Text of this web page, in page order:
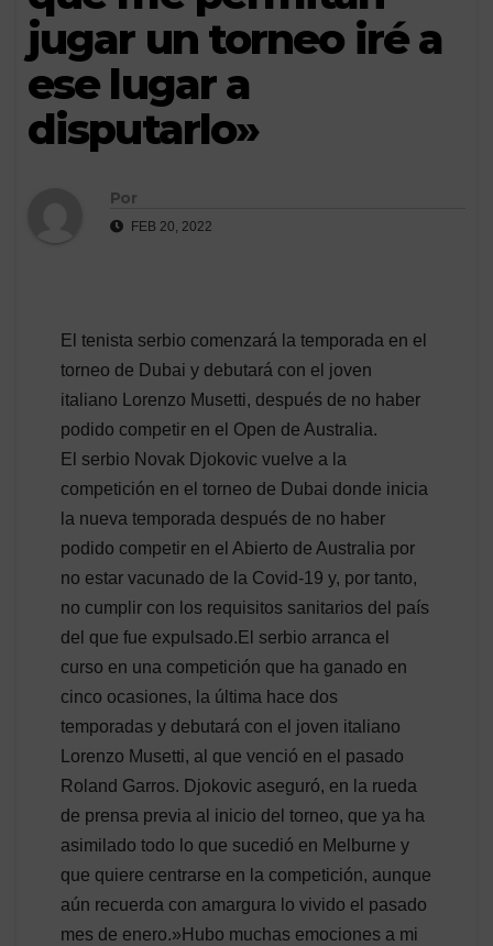
jugar un torneo iré a
ese lugar a
disputarlo»
Por
FEB 20, 2022
El tenista serbio comenzará la temporada en el
torneo de Dubai y debutará con el joven
italiano Lorenzo Musetti, después de no haber
podido competir en el Open de Australia.
El serbio Novak Djokovic vuelve a la
competición en el torneo de Dubai donde inicia
la nueva temporada después de no haber
podido competir en el Abierto de Australia por
no estar vacunado de la Covid-19 y, por tanto,
no cumplir con los requisitos sanitarios del país
del que fue expulsado.El serbio arranca el
curso en una competición que ha ganado en
cinco ocasiones, la última hace dos
temporadas y debutará con el joven italiano
Lorenzo Musetti, al que venció en el pasado
Roland Garros. Djokovic aseguró, en la rueda
de prensa previa al inicio del torneo, que ya ha
asimilado todo lo que sucedió en Melburne y
que quiere centrarse en la competición, aunque
aún recuerda con amargura lo vivido el pasado
mes de enero.»Hubo muchas emociones a mi